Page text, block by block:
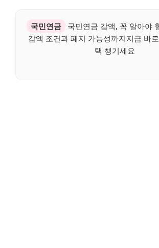
국민연금
국민연금 감액, 꼭 알아야
감액 조건과 폐지 가능성까지지금 바
택 챙기세요